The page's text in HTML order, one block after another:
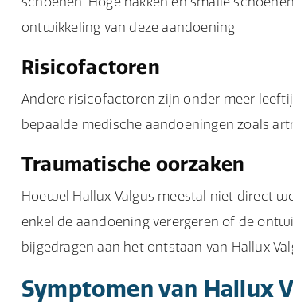
ontwikkeling van deze aandoening.
Risicofactoren
Andere risicofactoren zijn onder meer
bepaalde medische aandoeningen zoals
Traumatische oorzaken
Hoewel Hallux Valgus meestal niet direct
enkel de aandoening verergeren of de
bijgedragen aan het ontstaan van Hallux
Symptomen van Hallux